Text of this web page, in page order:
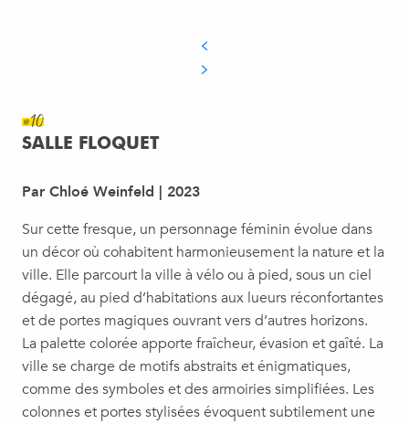
#10
SALLE FLOQUET
Par Chloé Weinfeld | 2023
Sur cette fresque, un personnage féminin évolue dans
un décor où cohabitent harmonieusement la nature et la
ville. Elle parcourt la ville à vélo ou à pied, sous un ciel
dégagé, au pied d’habitations aux lueurs réconfortantes
et de portes magiques ouvrant vers d’autres horizons.
La palette colorée apporte fraîcheur, évasion et gaîté. La
ville se charge de motifs abstraits et énigmatiques,
comme des symboles et des armoiries simplifiées. Les
colonnes et portes stylisées évoquent subtilement une